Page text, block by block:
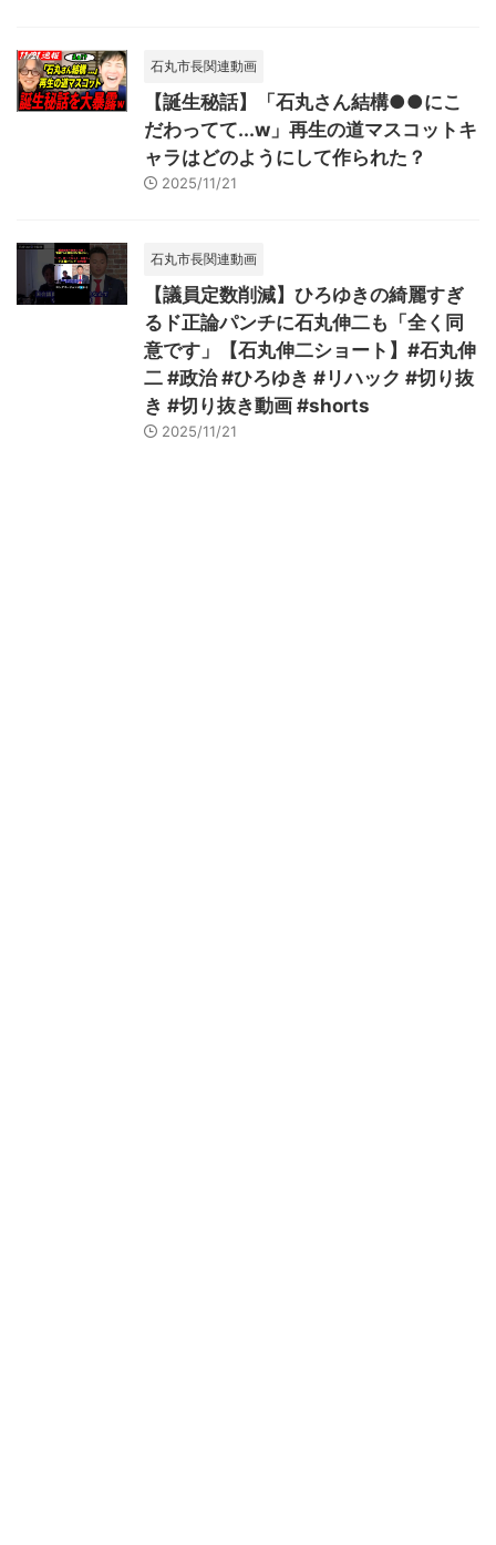
石丸市長関連動画
【誕生秘話】「石丸さん結構●●にこ
だわってて...w」再生の道マスコットキ
ャラはどのようにして作られた？
2025/11/21
石丸市長関連動画
【議員定数削減】ひろゆきの綺麗すぎ
るド正論パンチに石丸伸二も「全く同
意です」【石丸伸二ショート】#石丸伸
二 #政治 #ひろゆき #リハック #切り抜
き #切り抜き動画 #shorts
2025/11/21